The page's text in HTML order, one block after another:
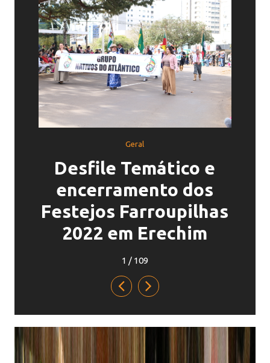
Geral
Desfile Temático e
encerramento dos
Festejos Farroupilhas
2022 em Erechim
1 / 109